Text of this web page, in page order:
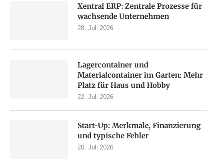
Xentral ERP: Zentrale Prozesse für
wachsende Unternehmen
28. Juli 2026
Lagercontainer und
Materialcontainer im Garten: Mehr
Platz für Haus und Hobby
22. Juli 2026
Start-Up: Merkmale, Finanzierung
und typische Fehler
20. Juli 2026